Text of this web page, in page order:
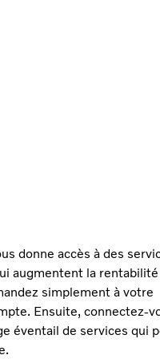
donne accès à des
augmentent la rentabilité
simplement à votre
Ensuite, connectez-
éventail de services qui